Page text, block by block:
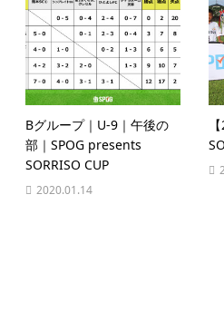
Bグループ｜U-9｜午後の
部｜SPOG presents
SORRISO CUP
2020.01.14